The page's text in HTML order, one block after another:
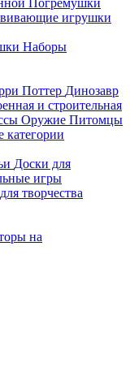
Погремушки
игрушки
Наборы
Поттер Динозавр
и строительная
Оружие Питомцы
категории
Доски для
игры
творчества
на